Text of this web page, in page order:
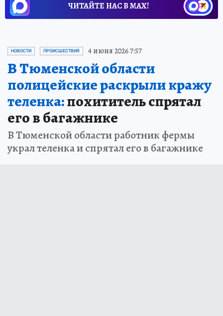
ЧИТАЙТЕ НАС В МАХ!
НОВОСТИ ПРОИСШЕСТВИЯ 4 июня 2026 7:57
В Тюменской области
полицейские раскрыли кражу
теленка:похититель спрятал
его в багажнике
В Тюменской области работник фермы
украл теленка и спрятал его в багажнике